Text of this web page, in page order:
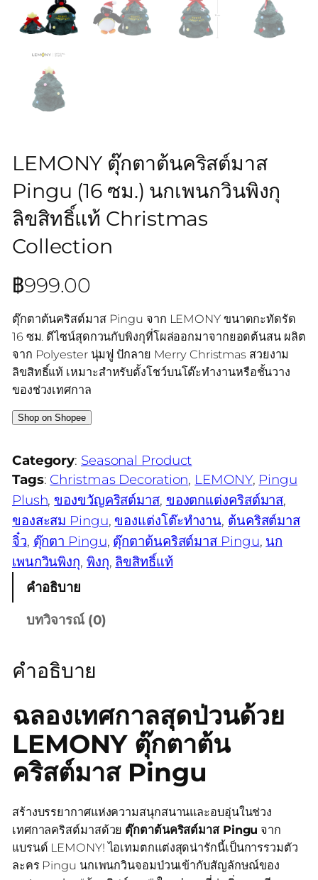
LEMONY ตุ๊กตาต้นคริสต์มาส
Pingu (16 ซม.) นกเพนกวินพิงกุ
ลิขสิทธิ์แท้ Christmas
Collection
฿999.00
ตุ๊กตาต้นคริสต์มาส Pingu จาก LEMONY ขนาดกะทัดรัด
16 ซม. ดีไซน์สุดกวนกับพิงกุที่โผล่ออกมาจากยอดต้นสน ผลิต
จาก Polyester นุ่มฟู ปักลาย Merry Christmas สวยงาม
ลิขสิทธิ์แท้ เหมาะสำหรับตั้งโชว์บนโต๊ะทำงานหรือชั้นวาง
ของช่วงเทศกาล
Shop on Shopee
Category: Seasonal Product
Tags: Christmas Decoration, LEMONY, Pingu
Plush, ของขวัญคริสต์มาส, ของตกแต่งคริสต์มาส
ของสะสม Pingu, ของแต่งโต๊ะทำงาน, ต้นคริสต์มาส
จิ๋ว, ตุ๊กตา Pingu, ตุ๊กตาต้นคริสต์มาส Pingu, นก
เพนกวินพิงกุ, พิงกุ, ลิขสิทธิ์แท้
คำอธิบาย
บทวิจารณ์ (0)
คำอธิบาย
ฉลองเทศกาลสุดป่วนด้วย
LEMONY ตุ๊กตาต้น
คริสต์มาส Pingu
สร้างบรรยากาศแห่งความสนุกสนานและอบอุ่นในช่วง
เทศกาลคริสต์มาสด้วย ตุ๊กตาต้นคริสต์มาส Pingu จาก
แบรนด์ LEMONY! ไอเทมตกแต่งสุดน่ารักนี้เป็นการรวมตัว
ละคร Pingu นกเพนกวินจอมป่วนเข้ากับสัญลักษณ์ของ